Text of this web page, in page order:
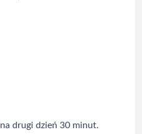
drugi dzień 30 minut.